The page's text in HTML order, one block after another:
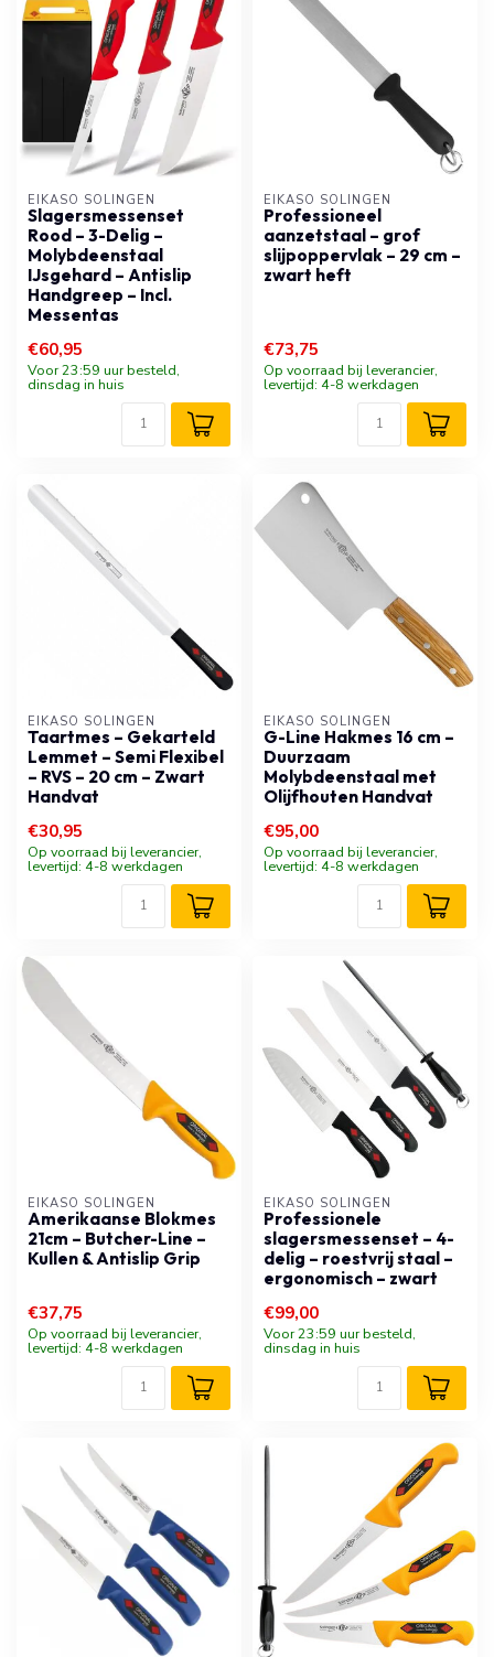
EIKASO SOLINGEN
Slagersmessenset
Rood – 3-Delig –
Molybdeenstaal
IJsgehard – Antislip
Handgreep – Incl.
Messentas
€60,95
Voor 23:59 uur besteld,
dinsdag in huis
EIKASO SOLINGEN
Professioneel
aanzetstaal – grof
slijpoppervlak – 29 cm –
zwart heft
€73,75
Op voorraad bij leverancier,
levertijd: 4-8 werkdagen
EIKASO SOLINGEN
Taartmes – Gekarteld
Lemmet – Semi Flexibel
– RVS – 20 cm – Zwart
Handvat
€30,95
Op voorraad bij leverancier,
levertijd: 4-8 werkdagen
EIKASO SOLINGEN
G-Line Hakmes 16 cm –
Duurzaam
Molybdeenstaal met
Olijfhouten Handvat
€95,00
Op voorraad bij leverancier,
levertijd: 4-8 werkdagen
EIKASO SOLINGEN
Amerikaanse Blokmes
21cm – Butcher-Line –
Kullen & Antislip Grip
€37,75
Op voorraad bij leverancier,
levertijd: 4-8 werkdagen
EIKASO SOLINGEN
Professionele
slagersmessenset – 4-
delig – roestvrij staal –
ergonomisch – zwart
€99,00
Voor 23:59 uur besteld,
dinsdag in huis